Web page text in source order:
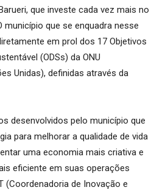
que investe cada vez mais no
município que se enquadra nesse
em prol dos 17 Objetivos
(ODSs) da ONU
Unidas), definidas através da
desenvolvidos pelo município que
para melhorar a qualidade de vida
uma economia mais criativa e
eficiente em suas operações
(Coordenadoria de Inovação e